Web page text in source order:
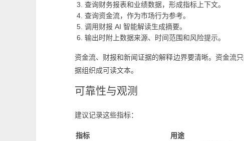
查询财务报表和业绩数据，形成指标上下文。
查询资金流，作为市场行为参考。
调用财报 AI 智能解读生成摘要。
输出时附上数据来源、时间范围和风险提示。
资金流、财报和新闻证据的解释边界要清晰。资金流
据组织成可读文本。
可靠性与观测
建议记录这些指标：
指标
用途